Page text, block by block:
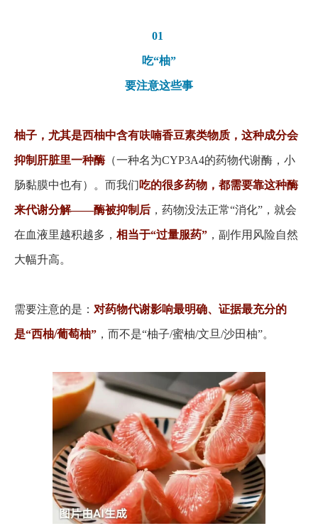
01
吃“柚”
要注意这些事
柚子，尤其是西柚中含有呋喃香豆素类物质，这种成分会
抑制肝脏里一种酶（一种名为CYP3A4的药物代谢酶，小
肠黏膜中也有）。而我们吃的很多药物，都需要靠这种酶
来代谢分解——酶被抑制后 ，药物没法正常“消化”，就会
在血液里越积越多， 相当于“过量服药” ，副作用风险自然
大幅升高。
需要注意的是： 对药物代谢影响最明确、证据最充分的
是“西柚/葡萄柚” ，而不是“柚子/蜜柚/文旦/沙田柚”。